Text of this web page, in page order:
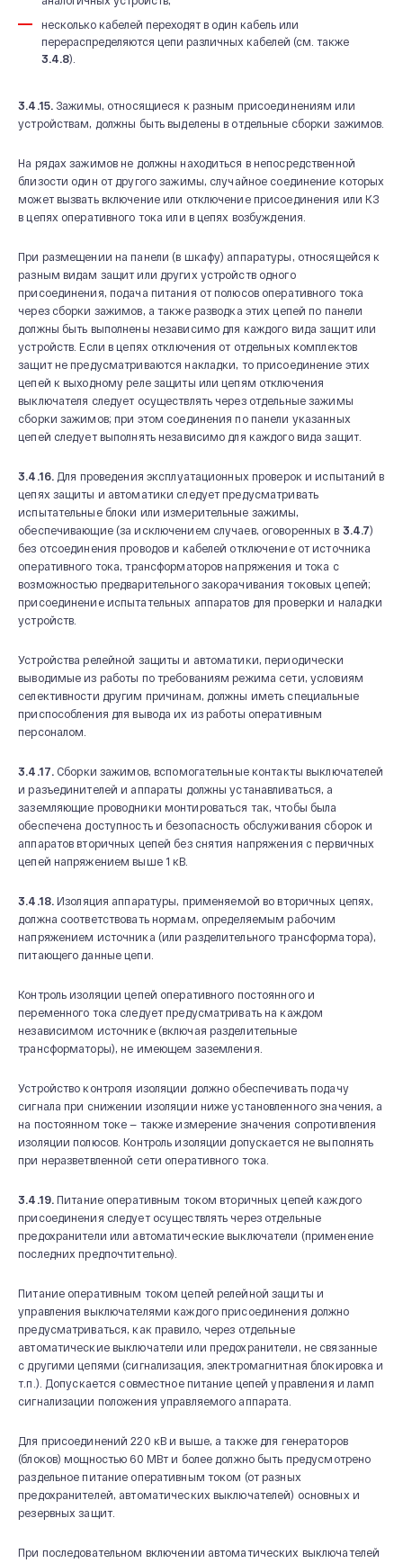
несколько кабелей переходят в один кабель или
перераспределяются цепи различных кабелей (см. также
3.4.8).
3.4.15. Зажимы, относящиеся к разным присоединениям или
устройствам, должны быть выделены в отдельные сборки зажимов.
На рядах зажимов не должны находиться в непосредственной
близости один от другого зажимы, случайное соединение которых
может вызвать включение или отключение присоединения или КЗ
в цепях оперативного тока или в цепях возбуждения.
При размещении на панели (в шкафу) аппаратуры, относящейся к
разным видам защит или других устройств одного
присоединения, подача питания от полюсов оперативного тока
через сборки зажимов, а также разводка этих цепей по панели
должны быть выполнены независимо для каждого вида защит или
устройств. Если в цепях отключения от отдельных комплектов
защит не предусматриваются накладки, то присоединение этих
цепей к выходному реле защиты или цепям отключения
выключателя следует осуществлять через отдельные зажимы
сборки зажимов; при этом соединения по панели указанных
цепей следует выполнять независимо для каждого вида защит.
3.4.16. Для проведения эксплуатационных проверок и испытаний в
цепях защиты и автоматики следует предусматривать
испытательные блоки или измерительные зажимы,
обеспечивающие (за исключением случаев, оговоренных в 3.4.7)
без отсоединения проводов и кабелей отключение от источника
оперативного тока, трансформаторов напряжения и тока с
возможностью предварительного закорачивания токовых цепей;
присоединение испытательных аппаратов для проверки и наладки
устройств.
Устройства релейной защиты и автоматики, периодически
выводимые из работы по требованиям режима сети, условиям
селективности другим причинам, должны иметь специальные
приспособления для вывода их из работы оперативным
персоналом.
3.4.17. Сборки зажимов, вспомогательные контакты выключателей
и разъединителей и аппараты должны устанавливаться, а
заземляющие проводники монтироваться так, чтобы была
обеспечена доступность и безопасность обслуживания сборок и
аппаратов вторичных цепей без снятия напряжения с первичных
цепей напряжением выше 1 кВ.
3.4.18. Изоляция аппаратуры, применяемой во вторичных цепях,
должна соответствовать нормам, определяемым рабочим
напряжением источника (или разделительного трансформатора),
питающего данные цепи.
Контроль изоляции цепей оперативного постоянного и
переменного тока следует предусматривать на каждом
независимом источнике (включая разделительные
трансформаторы), не имеющем заземления.
Устройство контроля изоляции должно обеспечивать подачу
сигнала при снижении изоляции ниже установленного значения, а
на постоянном токе — также измерение значения сопротивления
изоляции полюсов. Контроль изоляции допускается не выполнять
при неразветвленной сети оперативного тока.
3.4.19. Питание оперативным током вторичных цепей каждого
присоединения следует осуществлять через отдельные
предохранители или автоматические выключатели (применение
последних предпочтительно).
Питание оперативным током цепей релейной защиты и
управления выключателями каждого присоединения должно
предусматриваться, как правило, через отдельные
автоматические выключатели или предохранители, не связанные
с другими цепями (сигнализация, электромагнитная блокировка и
т.п.). Допускается совместное питание цепей управления и ламп
сигнализации положения управляемого аппарата.
Для присоединений 220 кВ и выше, а также для генераторов
(блоков) мощностью 60 МВт и более должно быть предусмотрено
раздельное питание оперативным током (от разных
предохранителей, автоматических выключателей) основных и
резервных защит.
При последовательном включении автоматических выключателей